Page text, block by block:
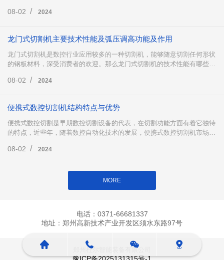
单地介绍一下。
08-02 / 2024
龙门式切割机主要技术性能及弧压调高功能及作用
龙门式切割机是数控行业应用较多的一种切割机，能够随意切割任何形状
的钢板材料，深受消费者的欢迎。那么龙门式切割机的技术性能有哪些
了解一下吧。
08-02 / 2024
便携式数控切割机结构特点与优势
便携式数控切割是早期数控切割设备的代表，在切割功能方面有着它独特
的特点，近些年，随着数控自动化技术的发展，便携式数控切割机市场份
位，下面小编为大家详细介绍便携式数控切割。
08-02 / 2024
MORE
电话：0371-66681337
地址：郑州高新技术产业开发区须水东路97号
郑州杜尔智能装备有限公司